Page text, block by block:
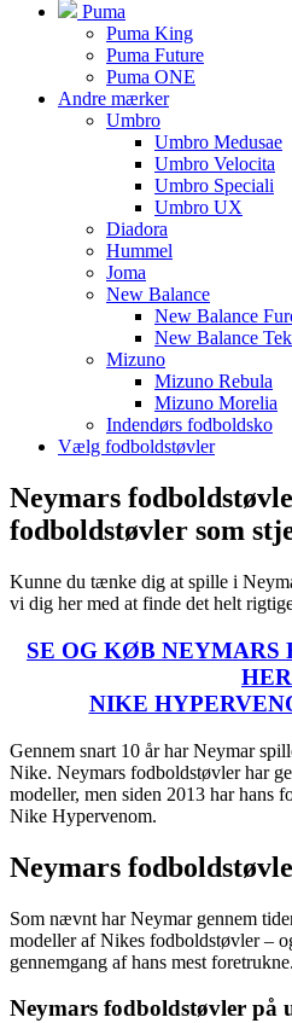
Puma
Puma King
Puma Future
Puma ONE
Andre mærker
Umbro
Umbro Medusae
Umbro Velocita
Umbro Speciali
Umbro UX
Diadora
Hummel
Joma
New Balance
New Balance
New Balance
Mizuno
Mizuno Rebula
Mizuno Morelia
Indendørs fodboldsko
Vælg fodboldstøvler
Neymars
fodboldstøvler som
Kunne du tænke dig at spille i
vi dig her med at finde det helt
SE OG KØB NEYMARS
NIKE
Gennem snart 10 år har Neymar
Nike. Neymars fodboldstøvler har
modeller, men siden 2013 har hans
Nike Hypervenom.
Neymars
Som nævnt har Neymar gennem
modeller af Nikes fodboldstøvler –
gennemgang af hans mest foretrukne.
Neymars fodboldstøvler på